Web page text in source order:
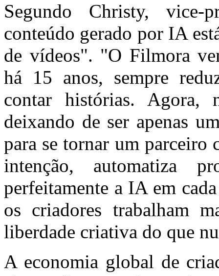
Segundo Christy, vice-
conteúdo gerado por IA
de vídeos". "O Filmora
há 15 anos, sempre
contar histórias.
deixando de ser apenas
para se tornar um parceiro
intenção, automatiza
perfeitamente a IA em
os criadores trabalham
liberdade criativa do que
A economia global de